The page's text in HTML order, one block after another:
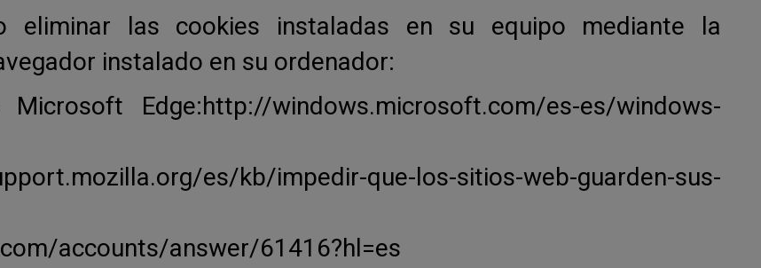
eliminar las cookies instaladas en su equipo mediante la
instalado en su ordenador:
Edge:http://windows.microsoft.com/es-es/windows-
es/kb/impedir-que-los-sitios-web-guarden-sus-
accounts/answer/61416?hl=es